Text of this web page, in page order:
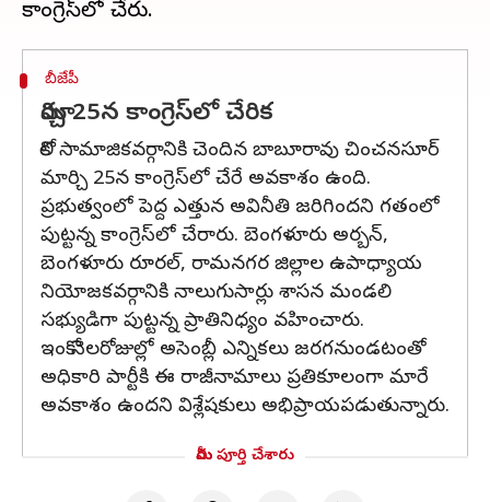
బీజేపీ
మార్చి 25న కాంగ్రెస్‌లో చేరిక
కోలి సామాజికవర్గానికి చెందిన బాబూరావు చించనసూర్
మార్చి 25న కాంగ్రెస్‌లో చేరే అవకాశం ఉంది.
ప్రభుత్వంలో పెద్ద ఎత్తున అవినీతి జరిగిందని గతంలో
పుట్టన్న కాంగ్రెస్‌లో చేరారు. బెంగళూరు అర్బన్,
బెంగళూరు రూరల్, రామనగర జిల్లాల ఉపాధ్యాయ
నియోజకవర్గానికి నాలుగుసార్లు శాసన మండలి
సభ్యుడిగా పుట్టన్న ప్రాతినిధ్యం వహించారు.
ఇంకో నెలరోజుల్లో అసెంబ్లీ ఎన్నికలు జరగనుండటంతో
అధికారి పార్టీకి ఈ రాజీనామాలు ప్రతికూలంగా మారే
అవకాశం ఉందని విశ్లేషకులు అభిప్రాయపడుతున్నారు.
మీరు పూర్తి చేశారు